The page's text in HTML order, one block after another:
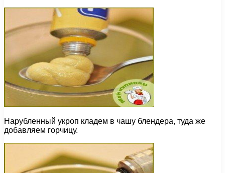
Нарубленный укроп кладем в чашу блендера, туда же
добавляем горчицу.